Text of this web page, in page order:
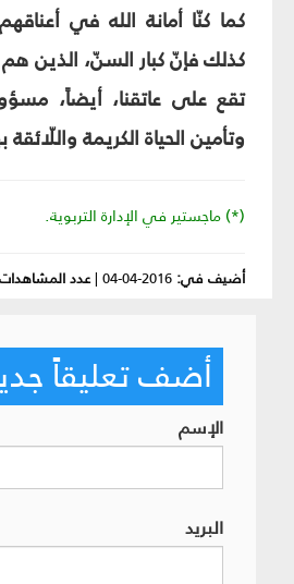
كما كنّا أمانة الله في
كذلك فإنّ كبار السنّ، الذين هم
تقع على عاتقنا، أيضاً،
وتأمين الحياة الكريمة واللّائقة
(*) ماجستير في الإدارة التربوية.
أضيف في: 2016-04-04
|عدد
أضف تعليقاً
الإسم
البريد